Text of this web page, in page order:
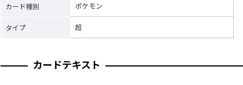
カード種別 ポケモン
タイプ 超
カードテキスト